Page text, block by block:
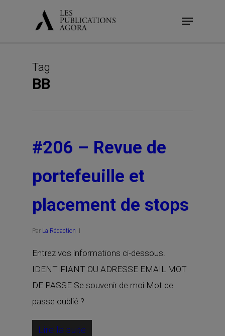
Menu
Tag
BB
#206 – Revue de
portefeuille et
placement de stops
Par La Rédaction
Entrez vos informations ci-dessous.
IDENTIFIANT OU ADRESSE EMAIL MOT
DE PASSE Se souvenir de moi Mot de
passe oublié ?
Lire la suite